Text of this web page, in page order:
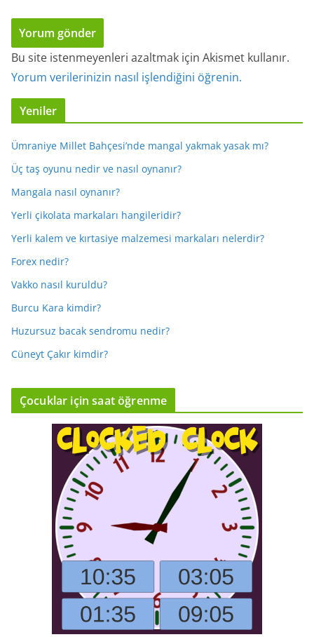
Bu site istenmeyenleri azaltmak için Akismet kullanır.
Yorum verilerinizin nasıl işlendiğini öğrenin.
Yeniler
Ümraniye Millet Bahçesi’nde mangal yakmak yasak mı?
Üç taş oyunu nedir ve nasıl oynanır?
Mangala nasıl oynanır?
Yerli çikolata markaları hangileridir?
Yerli kalem ve kırtasiye malzemesi markaları nelerdir?
Forex nedir?
Vakko nasıl kuruldu?
Burcu Kara kimdir?
Huzursuz bacak sendromu nedir?
Cüneyt Çakır kimdir?
Çocuklar için saat öğrenme